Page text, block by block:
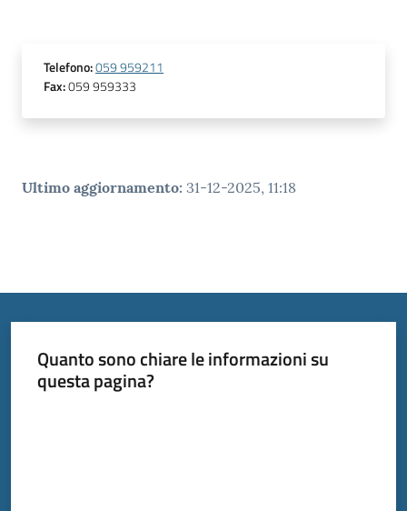
Telefono:059 959211
Fax:059 959333
Ultimo aggiornamento: 31-12-2025, 11:18
Quanto sono chiare le informazioni su
questa pagina?